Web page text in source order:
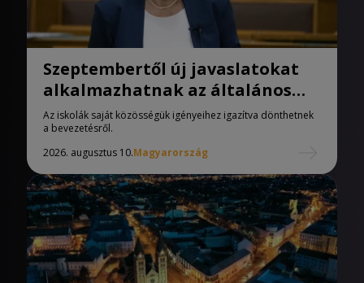
Szeptembertől új javaslatokat
alkalmazhatnak az általános
iskolák
Az iskolák saját közösségük igényeihez igazítva dönthetnek
a bevezetésről.
2026. augusztus 10.Magyarország